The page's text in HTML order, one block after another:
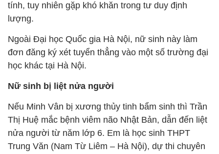
tính, tuy nhiên gặp khó khăn trong tư duy định
lượng.
Ngoài Đại học Quốc gia Hà Nội, nữ sinh này làm
đơn đăng ký xét tuyển thẳng vào một số trường đại
học khác tại Hà Nội.
Nữ sinh bị liệt nửa người
Nếu Minh Vân bị xương thủy tinh bẩm sinh thì Trần
Thị Huệ mắc bệnh viêm não Nhật Bản, dẫn đến liệt
nửa người từ năm lớp 6. Em là học sinh THPT
Trung Văn (Nam Từ Liêm – Hà Nội), dự thi chuyên